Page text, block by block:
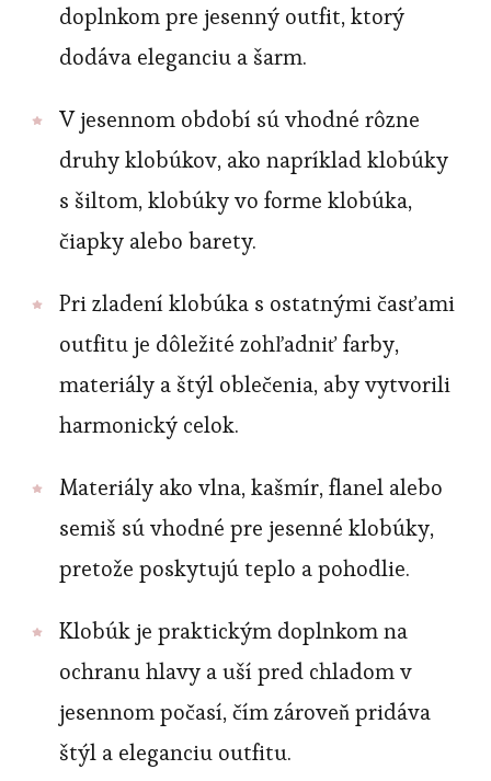
doplnkom pre jesenný outfit, ktorý
dodáva eleganciu a šarm.
V jesennom období sú vhodné rôzne
druhy klobúkov, ako napríklad klobúky
s šiltom, klobúky vo forme klobúka,
čiapky alebo barety.
Pri zladení klobúka s ostatnými časťami
outfitu je dôležité zohľadniť farby,
materiály a štýl oblečenia, aby vytvorili
harmonický celok.
Materiály ako vlna, kašmír, flanel alebo
semiš sú vhodné pre jesenné klobúky,
pretože poskytujú teplo a pohodlie.
Klobúk je praktickým doplnkom na
ochranu hlavy a uší pred chladom v
jesennom počasí, čím zároveň pridáva
štýl a eleganciu outfitu.